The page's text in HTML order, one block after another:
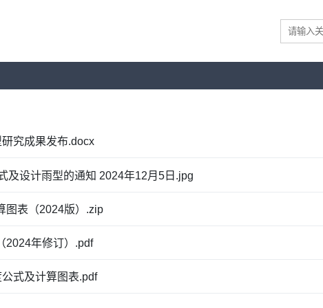
究成果发布.docx
及设计雨型的通知 2024年12月5日.jpg
图表（2024版）.zip
2024年修订）.pdf
式及计算图表.pdf